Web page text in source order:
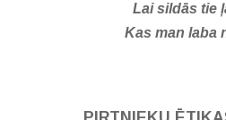
Lai sildās tie
Kas man laba